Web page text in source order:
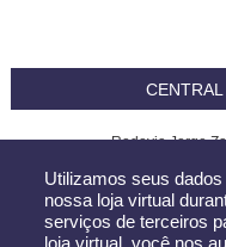
Utilizamos seus
nossa loja virtual
serviços de terceiros
loja virtual, você nos
Rodovia Jorge
Canfer -
Todos os direitos